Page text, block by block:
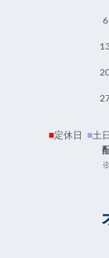
6
■定休日 ■土